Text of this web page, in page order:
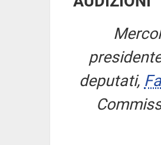
deputati,